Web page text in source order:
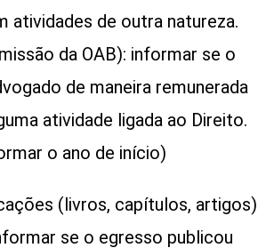
atividades de outra natureza.
da OAB): informar se o
de maneira remunerada
atividade ligada ao Direito.
o ano de início)
(livros, capítulos, artigos)
se o egresso publicou